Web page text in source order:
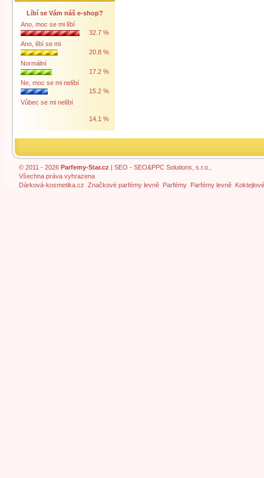
Líbí se Vám náš e-shop?
Ano, moc se mi líbí
32.7 %
Ano, líbí se mi
20.8 %
Normální
17.2 %
Ne, moc se mi nelíbí
15.2 %
Vůbec se mi nelíbí
14.1 %
© 2011 - 2026 Parfemy-Star.cz | SEO - SEO&PPC Solutions, s.r.o.,
Všechna práva vyhrazena
Dárková-kosmetika.cz Značkové parfémy levně Parfémy Parfémy levně